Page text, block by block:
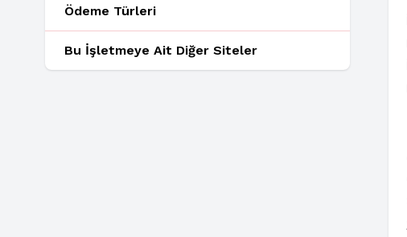
Ödeme Türleri
Bu İşletmeye Ait Diğer Siteler